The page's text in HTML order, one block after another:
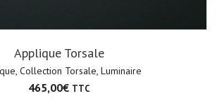
Applique Torsale
, Collection Torsale, Luminaire
465,00€ TTC